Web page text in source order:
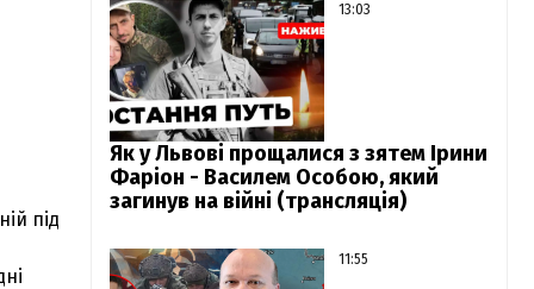
під
13:03
Як у Львові прощалися з зятем Ірини
Фаріон - Василем Особою, який
загинув на війні (трансляція)
11:55